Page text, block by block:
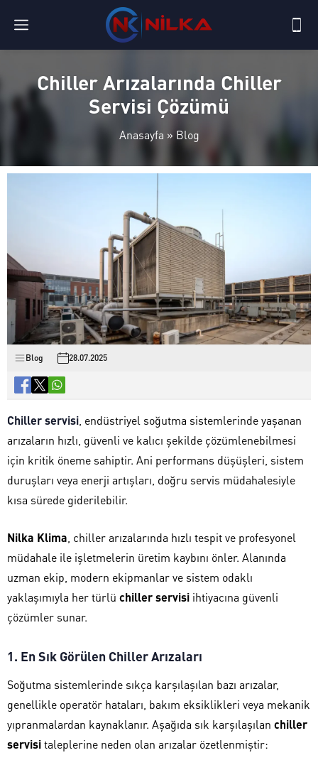
Chiller Arızalarında Chiller
Servisi Çözümü
Anasayfa » Blog
Blog 28.07.2025
Chiller servisi , endüstriyel soğutma sistemlerinde yaşanan
arızaların hızlı, güvenli ve kalıcı şekilde çözümlenebilmesi
için kritik öneme sahiptir. Ani performans düşüşleri, sistem
duruşları veya enerji artışları, doğru servis müdahalesiyle
kısa sürede giderilebilir.
Nilka Klima , chiller arızalarında hızlı tespit ve profesyonel
müdahale ile işletmelerin üretim kaybını önler. Alanında
uzman ekip, modern ekipmanlar ve sistem odaklı
yaklaşımıyla her türlü chiller servisi ihtiyacına güvenli
çözümler sunar.
1. En Sık Görülen Chiller Arızaları
Soğutma sistemlerinde sıkça karşılaşılan bazı arızalar,
genellikle operatör hataları, bakım eksiklikleri veya mekanik
yıpranmalardan kaynaklanır. Aşağıda sık karşılaşılan chiller
servisitaleplerine neden olan arızalar özetlenmiştir: